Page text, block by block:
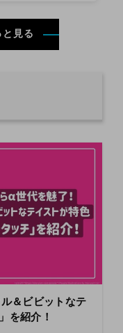
見る
＆ビビットなテ
を紹介！